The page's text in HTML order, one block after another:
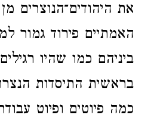
את היהודים־הנוצרים
האמתיים פירוד גמור
ביניהם כמו שהיו
בראשית התיסדות
כמה פיוטים ופיוט